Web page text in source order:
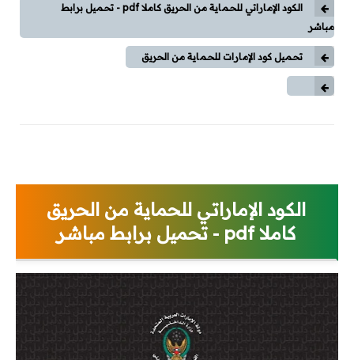
وقاية وإختبارات
طاقة شمسية
كورسات PLC
كورسات تيار خفيف
مقالات
توزيع كهربي
الكود الإماراتي للحماية من الحريق كاملا pdf - تحميل برابط
مباشر
تحميل كود الإمارات للحماية من الحريق
الكود الإماراتي للحماية من الحريق
كاملا pdf - تحميل برابط مباشر